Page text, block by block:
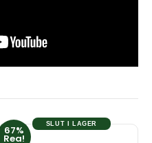
67%
Rea!
SLUT I LAGER
Den